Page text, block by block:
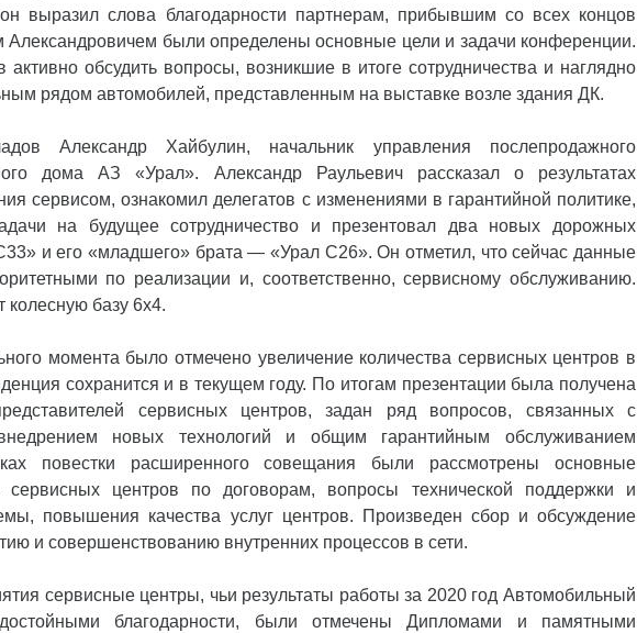
выразил слова благодарности партнерам, прибывшим со всех концов
были определены основные цели и задачи конференции.
активно обсудить вопросы, возникшие в итоге сотрудничества и наглядно
рядом автомобилей, представленным на выставке возле здания ДК.
Александр Хайбулин, начальник управления послепродажного
дома АЗ «Урал». Александр Раульевич рассказал о результатах
сервисом, ознакомил делегатов с изменениями в гарантийной политике,
на будущее сотрудничество и презентовал два новых дорожных
и его «младшего» брата — «Урал С26». Он отметил, что сейчас данные
по реализации и, соответственно, сервисному обслуживанию.
базу 6х4.
момента было отмечено увеличение количества сервисных центров в
сохранится и в текущем году. По итогам презентации была получена
сервисных центров, задан ряд вопросов, связанных с
внедрением новых технологий и общим гарантийным обслуживанием
повестки расширенного совещания были рассмотрены основные
сервисных центров по договорам, вопросы технической поддержки и
повышения качества услуг центров. Произведен сбор и обсуждение
и совершенствованию внутренних процессов в сети.
сервисные центры, чьи результаты работы за 2020 год Автомобильный
благодарности, были отмечены Дипломами и памятными